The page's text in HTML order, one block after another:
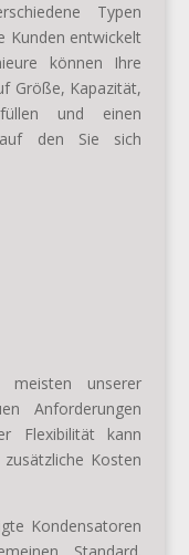
Typen
Kunden entwickelt
können Ihre
Größe, Kapazität,
und einen
auf den Sie sich
unserer
Anforderungen
Flexibilität kann
Kosten
Kondensatoren